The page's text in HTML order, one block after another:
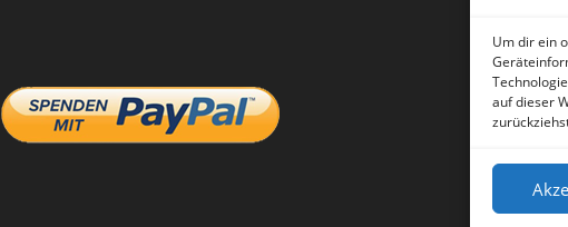
Um dir ein
auf dieser